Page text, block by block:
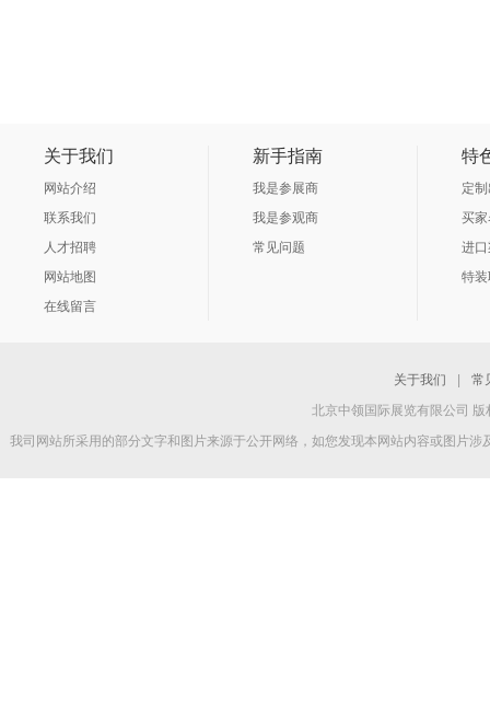
关于我们
网站介绍
联系我们
人才招聘
网站地图
在线留言
新手指南
我是参展商
我是参观商
常见问题
特
定
买
进
特
关于我们
常
北京中领国际展览有限公司
我司网站所采用的部分文字和图片来源于公开网络，如您发现本网站内容或图片